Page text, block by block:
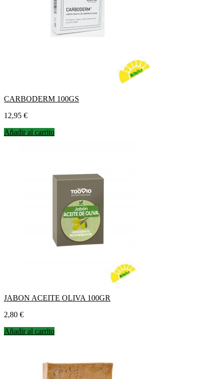
CARBODERM 100GS
Precio
12,95 €
Añadir al carrito
JABON ACEITE OLIVA 100GR
Precio
2,80 €
Añadir al carrito